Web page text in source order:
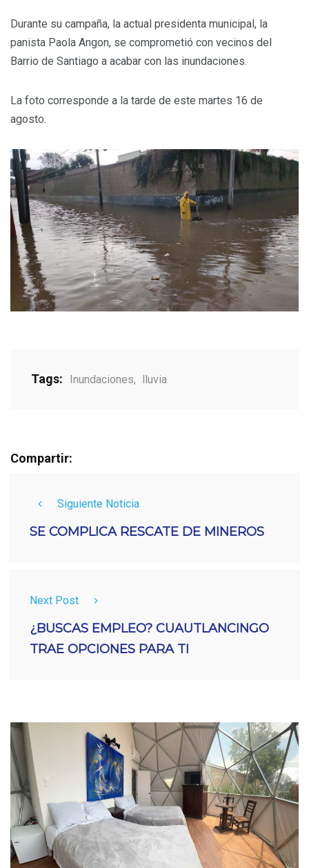
Durante su campaña, la actual presidenta municipal, la
panista Paola Angon, se comprometió con vecinos del
Barrio de Santiago a acabar con las inundaciones.
La foto corresponde a la tarde de este martes 16 de
agosto.
Tags: Inundaciones, lluvia
Compartir:
Siguiente Noticia
SE COMPLICA RESCATE DE MINEROS
Next Post
¿BUSCAS EMPLEO? CUAUTLANCINGO
TRAE OPCIONES PARA TI